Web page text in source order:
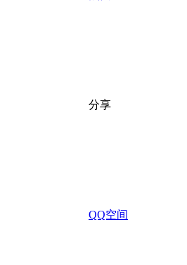
分享
QQ空间